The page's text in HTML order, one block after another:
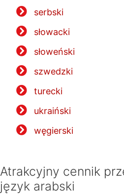
serbski
słowacki
słoweński
szwedzki
turecki
ukraiński
węgierski
Atrakcyjny cennik
język arabski